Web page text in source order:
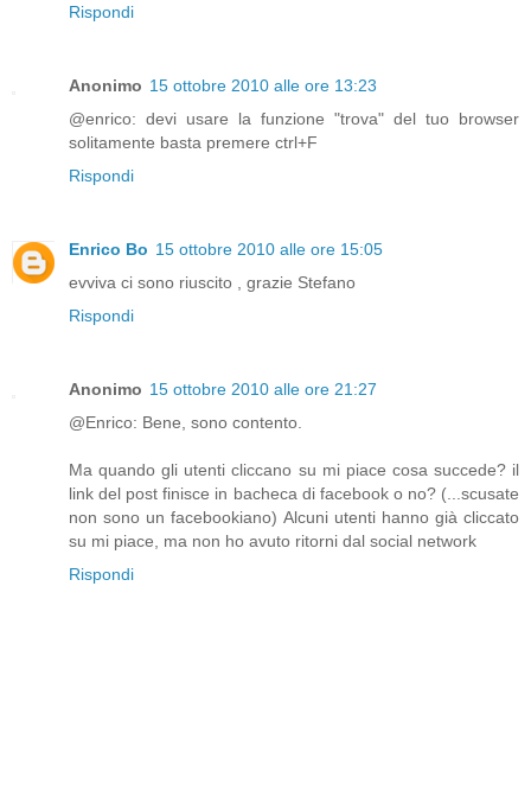
Rispondi
Anonimo 15 ottobre 2010 alle ore 13:23
@enrico: devi usare la funzione "trova" del tuo browser
solitamente basta premere ctrl+F
Rispondi
Enrico Bo 15 ottobre 2010 alle ore 15:05
evviva ci sono riuscito , grazie Stefano
Rispondi
Anonimo 15 ottobre 2010 alle ore 21:27
@Enrico: Bene, sono contento.
Ma quando gli utenti cliccano su mi piace cosa succede? il
link del post finisce in bacheca di facebook o no? (...scusate
non sono un facebookiano) Alcuni utenti hanno già cliccato
su mi piace, ma non ho avuto ritorni dal social network
Rispondi